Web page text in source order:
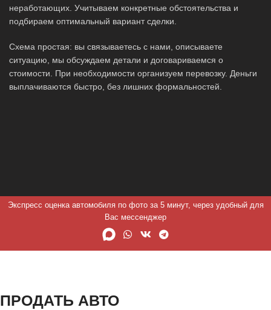
неработающих. Учитываем конкретные обстоятельства и
подбираем оптимальный вариант сделки.
Схема простая: вы связываетесь с нами, описываете
ситуацию, мы обсуждаем детали и договариваемся о
стоимости. При необходимости организуем перевозку. Деньги
выплачиваются быстро, без лишних формальностей.
Экспресс оценка автомобиля по фото за 5 минут, через удобный для
Вас мессенджер
ПРОДАТЬ АВТО